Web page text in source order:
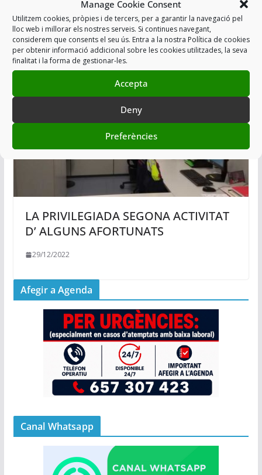
Manage Cookie Consent
Utilitzem cookies, pròpies i de tercers, per a garantir la navegació pel
lloc web i millorar els nostres serveis. Si continues navegant,
considerem que consents el seu ús. Entra a la nostra Política de cookies
per obtenir informació addicional sobre les cookies utilitzades, la seva
finalitat i la forma de gestionar-les.
Accepta
Deny
Preferències
SI A LA PROTESTA, NO A LA VIOLÈNCI
17/02/2021
LA PRIVILEGIADA SEGONA ACTIVITAT
D’ ALGUNS AFORTUNATS
29/12/2022
Afegir a Agenda
Canal Whatsapp